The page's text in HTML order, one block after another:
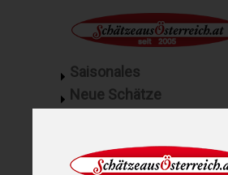
Saisonales
Neue Schätze
Geflügel vom Bauernhof